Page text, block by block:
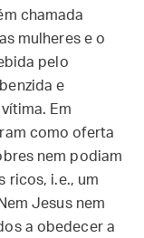
chamada
mulheres e o
pelo
e
Em
como oferta
nem podiam
ricos, i.e., um
Jesus nem
a obedecer a